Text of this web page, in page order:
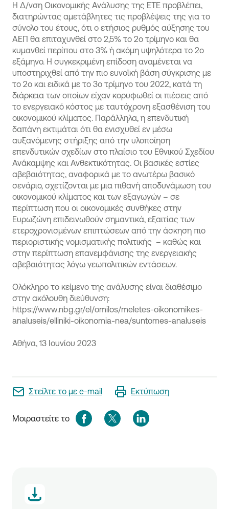
Η Δ/νση Οικονομικής Ανάλυσης της ΕΤΕ προβλέπει,
διατηρώντας αμετάβλητες τις προβλέψεις της για το
σύνολο του έτους, ότι ο ετήσιος ρυθμός αύξησης του
ΑΕΠ θα επιταχυνθεί στο 2,5% το 2ο τρίμηνο και θα
κυμανθεί περίπου στο 3% ή ακόμη υψηλότερα το 2ο
εξάμηνο. Η συγκεκριμένη επίδοση αναμένεται να
υποστηριχθεί από την πιο ευνοϊκή βάση σύγκρισης με
το 2ο και ειδικά με το 3ο τρίμηνο του 2022, κατά τη
διάρκεια των οποίων είχαν κορυφωθεί οι πιέσεις από
το ενεργειακό κόστος με ταυτόχρονη εξασθένιση του
οικονομικού κλίματος. Παράλληλα, η επενδυτική
δαπάνη εκτιμάται ότι θα ενισχυθεί εν μέσω
αυξανόμενης στήριξης από την υλοποίηση
επενδυτικών σχεδίων στο πλαίσιο του Εθνικού Σχεδίου
Ανάκαμψης και Ανθεκτικότητας. Οι βασικές εστίες
αβεβαιότητας, αναφορικά με το ανωτέρω βασικό
σενάριο, σχετίζονται με μια πιθανή αποδυνάμωση του
οικονομικού κλίματος και των εξαγωγών – σε
περίπτωση που οι οικονομικές συνθήκες στην
Ευρωζώνη επιδεινωθούν σημαντικά, εξαιτίας των
ετεροχρονισμένων επιπτώσεων από την άσκηση πιο
περιοριστικής νομισματικής πολιτικής – καθώς και
στην περίπτωση επανεμφάνισης της ενεργειακής
αβεβαιότητας λόγω γεωπολιτικών εντάσεων.
Ολόκληρο το κείμενο της ανάλυσης είναι διαθέσιμο
στην ακόλουθη διεύθυνση:
https://www.nbg.gr/el/omilos/meletes-oikonomikes-
analuseis/elliniki-oikonomia-nea/suntomes-analuseis
Αθήνα, 13 Ιουνίου 2023
Στείλτε το με e-mail Εκτύπωση
Μοιραστείτε το